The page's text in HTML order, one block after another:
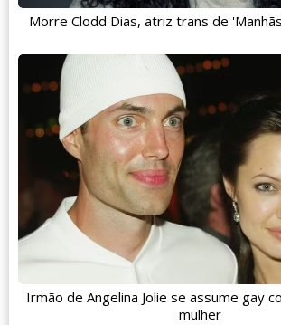
Morre Clodd Dias, atriz trans de
Irmão de Angelina Jolie se assume gay
mulher